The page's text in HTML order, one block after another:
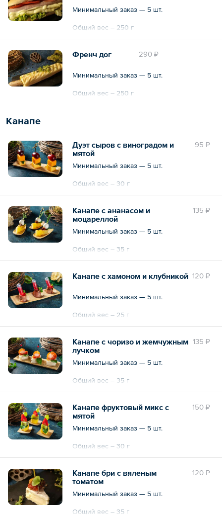
Минимальный заказ — 5 шт.
Общий вес – 250 г
290 ₽
Френч дог
Минимальный заказ — 5 шт.
Общий вес – 250 г
Канапе
95 ₽
Дуэт сыров с виноградом и
мятой
Минимальный заказ — 5 шт.
Общий вес – 30 г
135 ₽
Канапе с ананасом и
моцареллой
Минимальный заказ — 5 шт.
Общий вес – 35 г
120 ₽
Канапе с хамоном и клубникой
Минимальный заказ — 5 шт.
Общий вес – 25 г
135 ₽
Канапе с чоризо и жемчужным
лучком
Минимальный заказ — 5 шт.
Общий вес – 35 г
150 ₽
Канапе фруктовый микс с
мятой
Минимальный заказ — 5 шт.
Общий вес – 30 г
120 ₽
Канапе бри с вяленым
томатом
Минимальный заказ — 5 шт.
Общий вес – 35 г